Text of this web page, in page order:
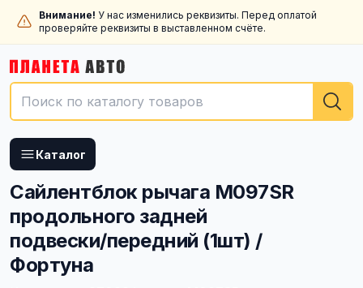
Внимание! У нас изменились реквизиты. Перед оплатой
проверяйте реквизиты в выставленном счёте.
Каталог
Сайлентблок рычага M097SR
продольного задней
подвески/передний (1шт) /
Фортуна